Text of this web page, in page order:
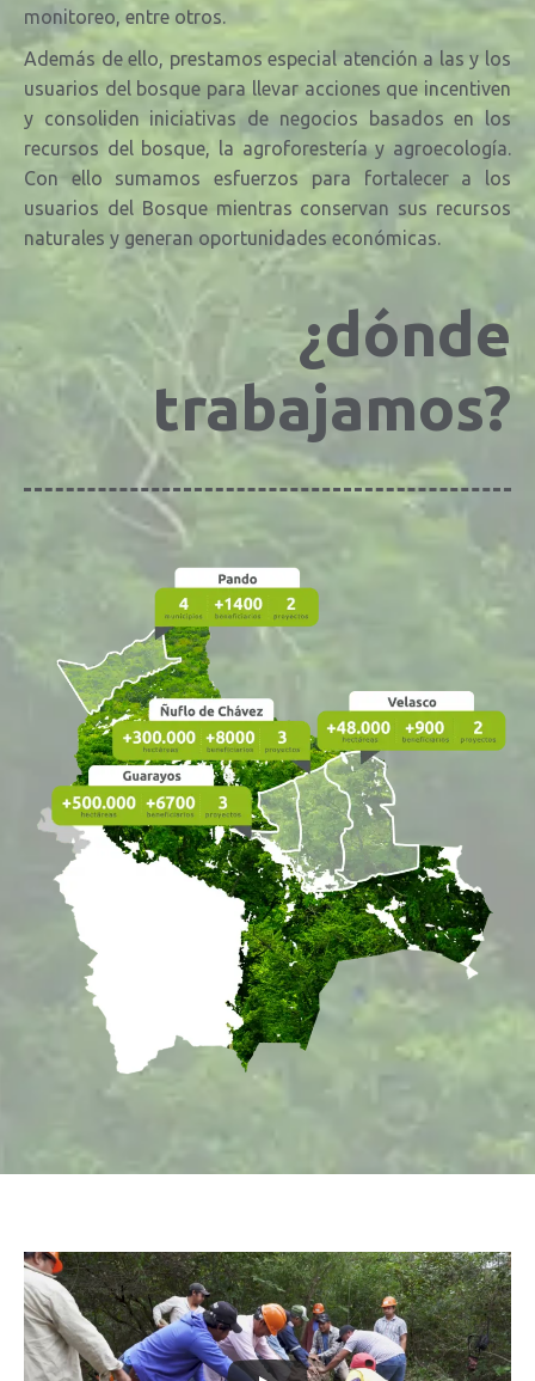
monitoreo, entre otros.
Además de ello, prestamos especial atención a las y los
usuarios del bosque para llevar acciones que incentiven
y consoliden iniciativas de negocios basados en los
recursos del bosque, la agroforestería y agroecología.
Con ello sumamos esfuerzos para fortalecer a los
usuarios del Bosque mientras conservan sus recursos
naturales y generan oportunidades económicas.
¿dónde
trabajamos?